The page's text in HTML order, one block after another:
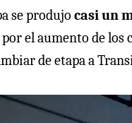
se produjo casi un
por el aumento de los
de etapa a